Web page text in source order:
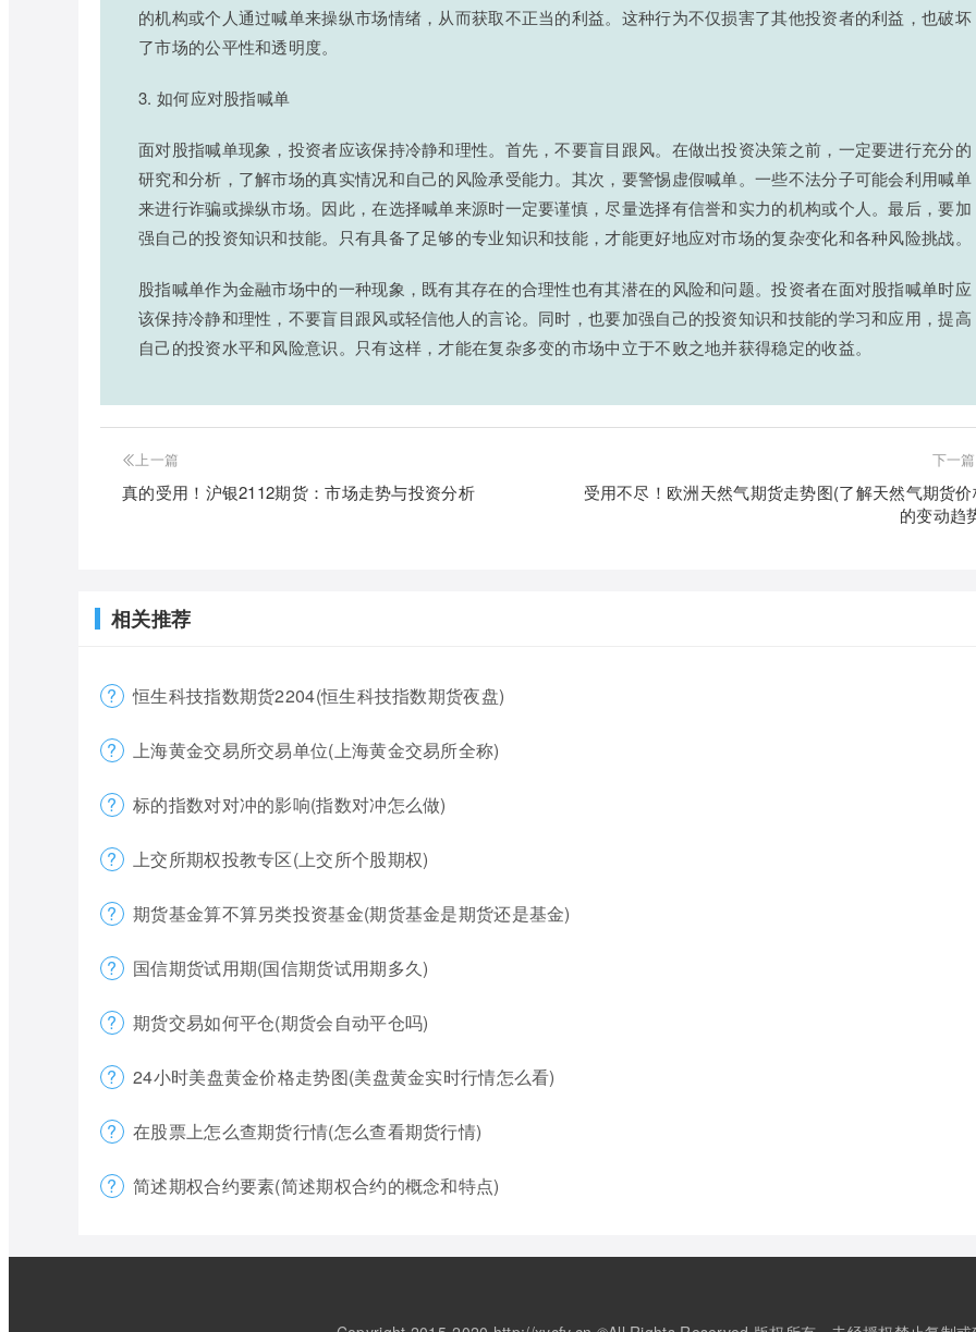
的机构或个人通过喊单来操纵市场情绪，从而获取不正当的利益。这种行为不仅损害了其他投资者的利益，也破坏
了市场的公平性和透明度。
3. 如何应对股指喊单
面对股指喊单现象，投资者应该保持冷静和理性。首先，不要盲目跟风。在做出投资决策之前，一定要进行充分的
研究和分析，了解市场的真实情况和自己的风险承受能力。其次，要警惕虚假喊单。一些不法分子可能会利用喊单
来进行诈骗或操纵市场。因此，在选择喊单来源时一定要谨慎，尽量选择有信誉和实力的机构或个人。最后，要加
强自己的投资知识和技能。只有具备了足够的专业知识和技能，才能更好地应对市场的复杂变化和各种风险挑战。
股指喊单作为金融市场中的一种现象，既有其存在的合理性也有其潜在的风险和问题。投资者在面对股指喊单时应
该保持冷静和理性，不要盲目跟风或轻信他人的言论。同时，也要加强自己的投资知识和技能的学习和应用，提高
自己的投资水平和风险意识。只有这样，才能在复杂多变的市场中立于不败之地并获得稳定的收益。
上一篇
真的受用！沪银2112期货：市场走势与投资分析
下一篇
受用不尽！欧洲天然气期货走势图(了解天然气期货
的变动趋
相关推荐
恒生科技指数期货2204(恒生科技指数期货夜盘)
上海黄金交易所交易单位(上海黄金交易所全称)
标的指数对对冲的影响(指数对冲怎么做)
上交所期权投教专区(上交所个股期权)
期货基金算不算另类投资基金(期货基金是期货还是基金)
国信期货试用期(国信期货试用期多久)
期货交易如何平仓(期货会自动平仓吗)
24小时美盘黄金价格走势图(美盘黄金实时行情怎么看)
在股票上怎么查期货行情(怎么查看期货行情)
简述期权合约要素(简述期权合约的概念和特点)